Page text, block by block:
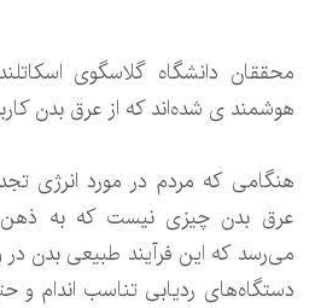
محققان دانشگاه گلاسگوی
هوشمند ی شده‌اند که از عرق بدن
هنگامی که مردم در مورد انرژی
عرق بدن چیزی نیست که به ذهن
می‌رسد که این فرآیند طبیعی بدن در
دستگاه‌های ردیابی تناسب اندام